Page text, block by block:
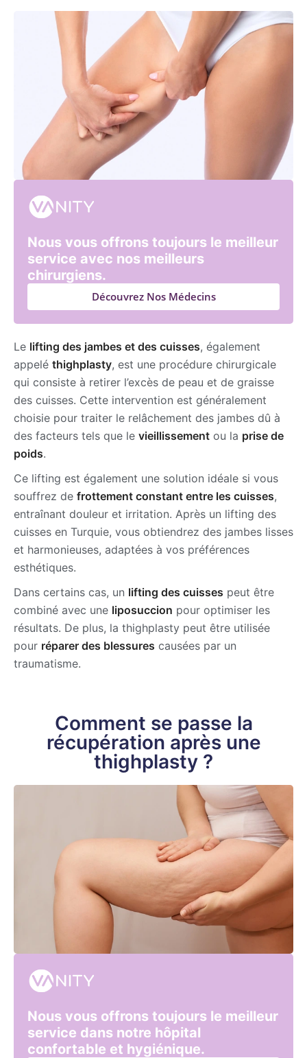
Le lifting des jambes et des cuisses, également
appelé thighplasty, est une procédure chirurgicale
qui consiste à retirer l’excès de peau et de graisse
des cuisses. Cette intervention est généralement
choisie pour traiter le relâchement des jambes dû à
des facteurs tels que le vieillissement ou la prise de
poids.
Ce lifting est également une solution idéale si vous
souffrez de frottement constant entre les cuisses,
entraînant douleur et irritation. Après un lifting des
cuisses en Turquie, vous obtiendrez des jambes lisses
et harmonieuses, adaptées à vos préférences
esthétiques.
Dans certains cas, un lifting des cuisses peut être
combiné avec une liposuccion pour optimiser les
résultats. De plus, la thighplasty peut être utilisée
pour réparer des blessures causées par un
traumatisme.
Nous vous offrons toujours le meilleur
service avec nos meilleurs
chirurgiens.
Découvrez Nos Médecins
Comment se passe la
récupération après une
thighplasty ?
Nous vous offrons toujours le meilleur
service dans notre hôpital
confortable et hygiénique.